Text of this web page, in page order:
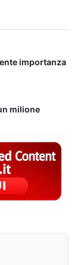
importanza
milione